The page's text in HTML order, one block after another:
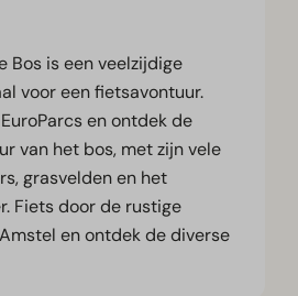
Bos is een veelzijdige
voor een fietsavontuur.
en ontdek de
van het bos, met zijn vele
grasvelden en het
Fiets door de rustige
en ontdek de diverse